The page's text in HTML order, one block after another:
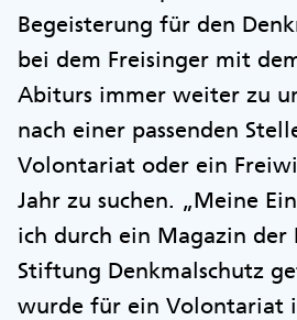
Begeisterung für den
bei dem Freisinger mit
Abiturs immer weiter zu
nach einer passenden
Volontariat oder ein
Jahr zu suchen. „Meine
ich durch ein Magazin der
Stiftung Denkmalschutz
wurde für ein Volontariat